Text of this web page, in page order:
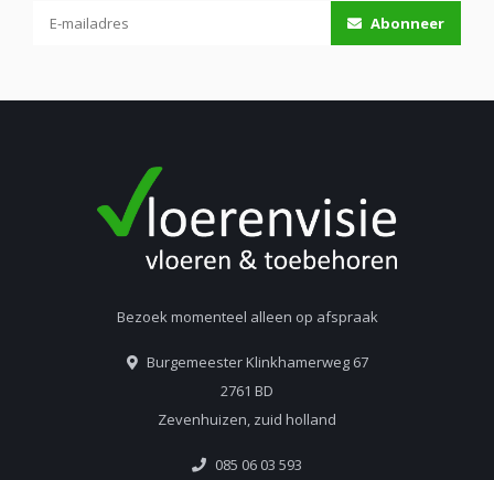
Abonneer
Bezoek momenteel alleen op afspraak
Burgemeester Klinkhamerweg 67
2761 BD
Zevenhuizen, zuid holland
085 06 03 593